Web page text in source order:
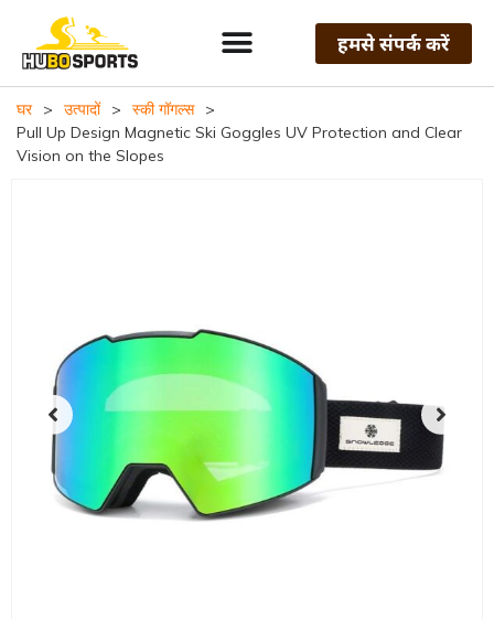
हमसे संपर्क करें
घर > उत्पादों > स्की गॉगल्स
>
Pull Up Design Magnetic Ski Goggles UV Protection and Clear
Vision on the Slopes